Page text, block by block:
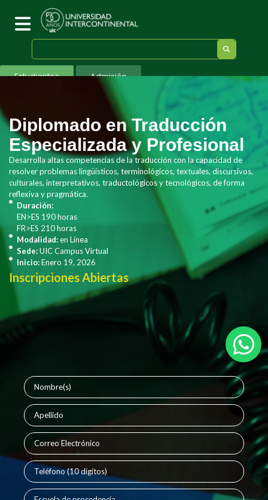
Estudiantes Admisión
Diplomado en Traducción
Especializada y Profesional
Desarrolla altas competencias de la traducción con la capacidad de
resolver problemas lingüísticos, terminológicos, textuales, discursivos,
culturales, interpretativos, traductológicos y tecnológicos, de forma
reflexiva y pragmática.
Duración:
EN>ES 190 horas
FR>ES 210 horas
Modalidad:en Línea
Sede:UIC Campus Virtual
Inicio:Enero 19, 2026
Inscripciones Abiertas